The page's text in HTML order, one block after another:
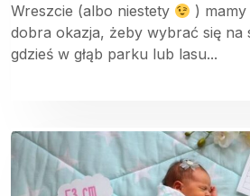
Wreszcie (albo niestety
)
dobra okazja, żeby wybrać się na
gdzieś w głąb parku lub lasu...